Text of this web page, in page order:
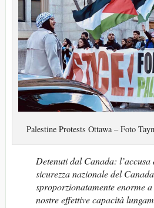
Palestine Protests Ottawa – Foto
Detenuti dal Canada:
sicurezza nazionale del
sproporzionatamente enorme
nostre effettive capacità